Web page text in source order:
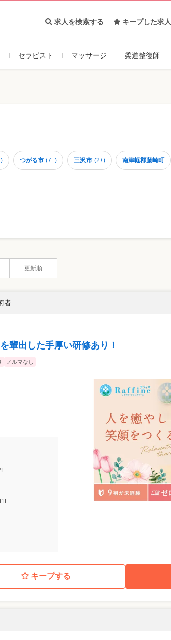
求人を検索する キープした求人
セラピスト マッサージ 柔道整復師
) つがる市 (7+) 三沢市 (2+) 南津軽郡藤崎町
更新順
者
輩出した手厚い研修あり！
ノルマなし
キープする